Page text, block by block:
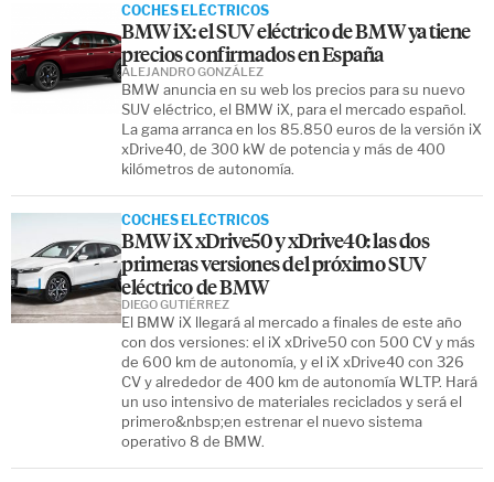
COCHES ELÉCTRICOS
BMW iX: el SUV eléctrico de BMW ya tiene
precios confirmados en España
BMW anuncia en su web los precios para su nuevo
SUV eléctrico, el BMW iX, para el mercado español.
La gama arranca en los 85.850 euros de la versión iX
xDrive40, de 300 kW de potencia y más de 400
kilómetros de autonomía.
ALEJANDRO GONZÁLEZ
COCHES ELÉCTRICOS
BMW iX xDrive50 y xDrive40: las dos
primeras versiones del próximo SUV
eléctrico de BMW
El BMW iX llegará al mercado a finales de este año
con dos versiones: el iX xDrive50 con 500 CV y más
de 600 km de autonomía, y el iX xDrive40 con 326
CV y alrededor de 400 km de autonomía WLTP. Hará
un uso intensivo de materiales reciclados y será el
primero&nbsp;en estrenar el nuevo sistema
operativo 8 de BMW.
DIEGO GUTIÉRREZ